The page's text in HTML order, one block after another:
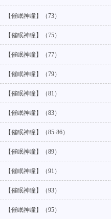
【催眠神瞳】（73）
【催眠神瞳】（75）
【催眠神瞳】（77）
【催眠神瞳】（79）
【催眠神瞳】（81）
【催眠神瞳】（83）
【催眠神瞳】（85-86）
【催眠神瞳】（89）
【催眠神瞳】（91）
【催眠神瞳】（93）
【催眠神瞳】（95）